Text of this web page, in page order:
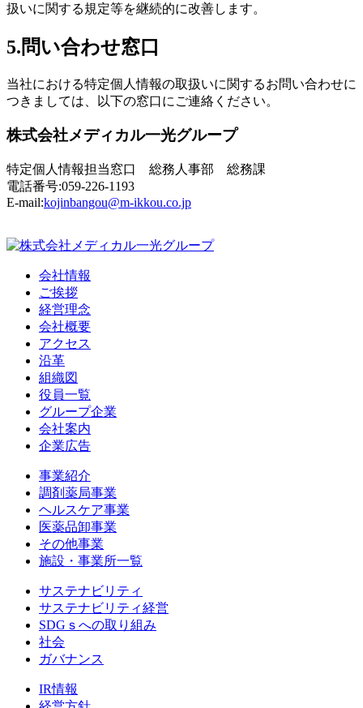
扱いに関する規定等を継続的に改善します。
5.問い合わせ窓口
当社における特定個人情報の取扱いに関するお問い合わせに
つきましては、以下の窓口にご連絡ください。
株式会社メディカル一光グループ
特定個人情報担当窓口 総務人事部 総務課
電話番号:059-226-1193
E-mail:kojinbangou@m-ikkou.co.jp
会社情報
ご挨拶
経営理念
会社概要
アクセス
沿革
組織図
役員一覧
グループ企業
会社案内
企業広告
事業紹介
調剤薬局事業
ヘルスケア事業
医薬品卸事業
その他事業
施設・事業所一覧
サステナビリティ
サステナビリティ経営
SDGｓへの取り組み
社会
ガバナンス
IR情報